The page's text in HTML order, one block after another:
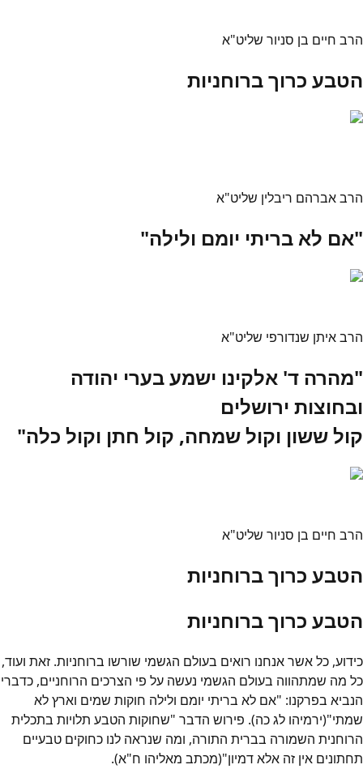
הרב חיים בן סניור שליט"א
הטבע כרוך ברוחניות
הרב אברהם ריבלין שליט"א
"אם לא בריתי יומם ולילה"
הרב איתן שנדורפי שליט"א
"מהרה ד' אלקינו ישמע בערי יהודה
ובחוצות ירושלים
קול ששון וקול שמחה, קול חתן וקול כלה"
הרב חיים בן סניור שליט"א
הטבע כרוך ברוחניות
הטבע כרוך ברוחניות
כידוע, כל אשר אנחנו רואים בעולם הגשמי שורשו ברוחניות. זאת ועוד,
כל מה שמתהווה בעולם הגשמי נעשה על פי הצרכים הרוחניים, כדברי
הנביא בפרקנו: "אם לא בריתי יומם ולילה חוקות שמים וארץ לא
שמתי"(ירמיהו לג כה). פירוש הדבר "שחוקות הטבע תלויות בתכלית
הרוחנית השמורה בברית התורה, ומה שנראה לנו כחוקים טבעיים
תחתונים אין זה אלא דמיון"(מכתב מאליהו ח"א).